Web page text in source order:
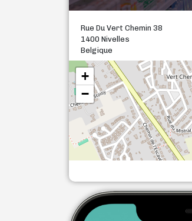
Rue Du Vert Chemin 38
1400 Nivelles
Belgique
+
−